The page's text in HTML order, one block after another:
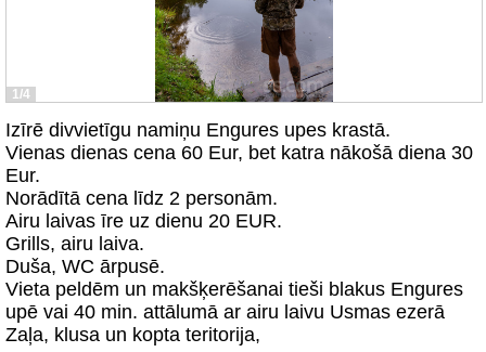
1/4
Izīrē divvietīgu namiņu Engures upes krastā.
Vienas dienas cena 60 Eur, bet katra nākošā diena 30
Eur.
Norādītā cena līdz 2 personām.
Airu laivas īre uz dienu 20 EUR.
Grills, airu laiva.
Duša, WC ārpusē.
Vieta peldēm un makšķerēšanai tieši blakus Engures
upē vai 40 min. attālumā ar airu laivu Usmas ezerā
Zaļa, klusa un kopta teritorija,